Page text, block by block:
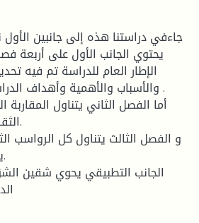
جاءفي دراستنا هذه إلى جانبين
يحتوي الجانب الأول على أربعة
الإطار العام للدراسة تم فيه
والأسباب والأهمية وأهداف
أما الفصل الثاني يتناول
و الفصل الثالث يتناول كل الرواسب
الجانب التطبيقي يحوي شقين